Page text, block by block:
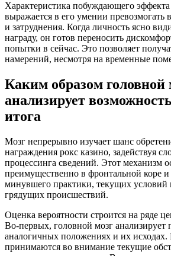
Характеристика побуждающего
выражается в его умении превозмогать
и затруднения. Когда личность ясно
награду, он готов переносить
попытки в сейчас. Это позволяет
намерений, несмотря на временные
Каким образом головной
анализирует
итога
Мозг непрерывно изучает шанс
награждения рокс казино, задействуя
процессинга сведений. Этот механизм
преимущественно в фронтальной коре и
минувшего практики, текущих
грядущих происшествий.
Оценка вероятности строится на ряде
Во-первых, головной мозг
аналогичных положениях и их
принимаются во внимание текущие